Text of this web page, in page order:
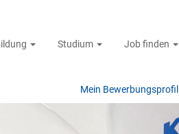
Studium Job finden
Mein Bewerbungsprofil